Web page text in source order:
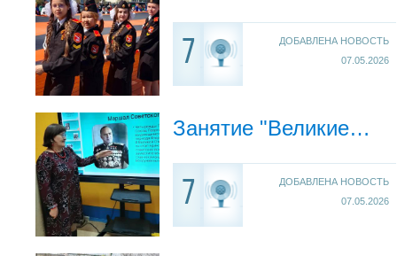
7
ДОБАВЛЕНА НОВОСТЬ
07.05.2026
Занятие "Великие полководцы" Г.К. Жуков. Четырежды Герой Советского Союза" для кадетов МАОУ СОШ №64
7
ДОБАВЛЕНА НОВОСТЬ
07.05.2026